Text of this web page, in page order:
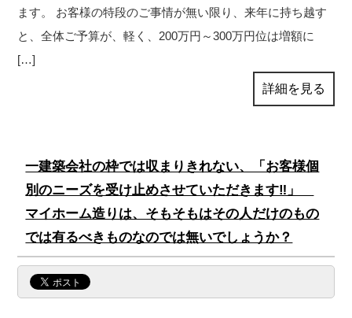
ます。 お客様の特段のご事情が無い限り、来年に持ち越す
と、全体ご予算が、軽く、200万円～300万円位は増額に
[…]
詳細を見る
一建築会社の枠では収まりきれない、「お客様個
別のニーズを受け止めさせていただきます‼」
マイホーム造りは、そもそもはその人だけのもの
では有るべきものなのでは無いでしょうか？